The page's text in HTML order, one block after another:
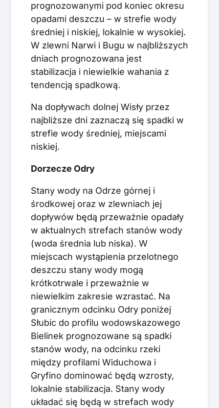
prognozowanymi pod koniec okresu
opadami deszczu – w strefie wody
średniej i niskiej, lokalnie w wysokiej.
W zlewni Narwi i Bugu w najbliższych
dniach prognozowana jest
stabilizacja i niewielkie wahania z
tendencją spadkową.
Na dopływach dolnej Wisły przez
najbliższe dni zaznaczą się spadki w
strefie wody średniej, miejscami
niskiej.
Dorzecze Odry
Stany wody na Odrze górnej i
środkowej oraz w zlewniach jej
dopływów będą przeważnie opadały
w aktualnych strefach stanów wody
(woda średnia lub niska). W
miejscach wystąpienia przelotnego
deszczu stany wody mogą
krótkotrwale i przeważnie w
niewielkim zakresie wzrastać. Na
granicznym odcinku Odry poniżej
Słubic do profilu wodowskazowego
Bielinek prognozowane są spadki
stanów wody, na odcinku rzeki
między profilami Widuchowa i
Gryfino dominować będą wzrosty,
lokalnie stabilizacja. Stany wody
układać się będą w strefach wody